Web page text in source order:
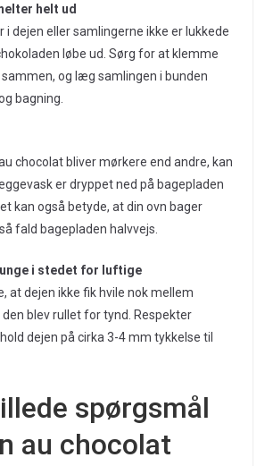
helt ud
i dejen eller samlingerne ikke er lukkede
løbe ud. Sørg for at klemme
og læg samlingen i bunden
bagning.
chocolat bliver mørkere end andre, kan
er dryppet ned på bagepladen
kan også betyde, at din ovn bager
fald bagepladen halvvejs.
i stedet for luftige
at dejen ikke fik hvile nok mellem
blev rullet for tynd. Respekter
dejen på cirka 3-4 mm tykkelse til
spørgsmål
au chocolat